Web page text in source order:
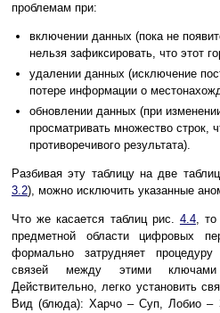
проблемам при:
включении данных (пока не
нельзя зафиксировать, что этот
удалении данных (исключение
потере информации о
обновлении данных (при
просматривать множество строк,
противоречивого результата).
Разбивая эту таблицу на две
3.2), можно исключить указанные
Что же касается таблиц рис. 4.4, то
предметной области цифровых
формально затрудняет
связей между этими
Действительно, легко установить
Вид (блюда): Харчо – Суп, Лобио –